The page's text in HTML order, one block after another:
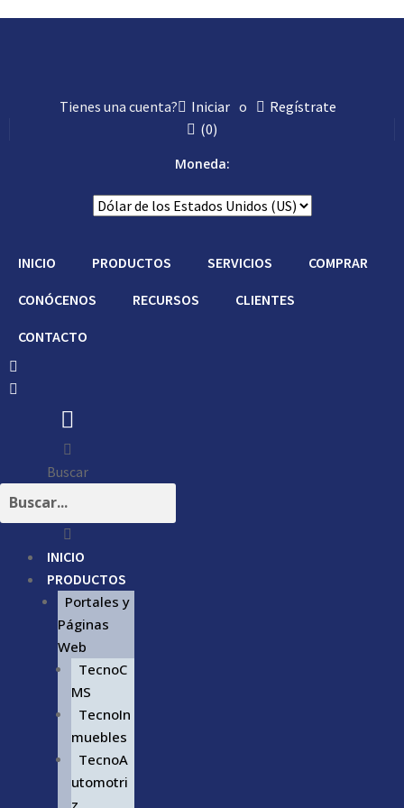
Tienes una cuenta? Iniciar o
Regístrate
(0)
Moneda:
INICIO PRODUCTOS SERVICIOS COMPRAR
CONÓCENOS RECURSOS CLIENTES
CONTACTO
Buscar
INICIO
PRODUCTOS
Portales y
Páginas
Web
TecnoC
MS
TecnoIn
muebles
TecnoA
utomotri
Con Asistencia